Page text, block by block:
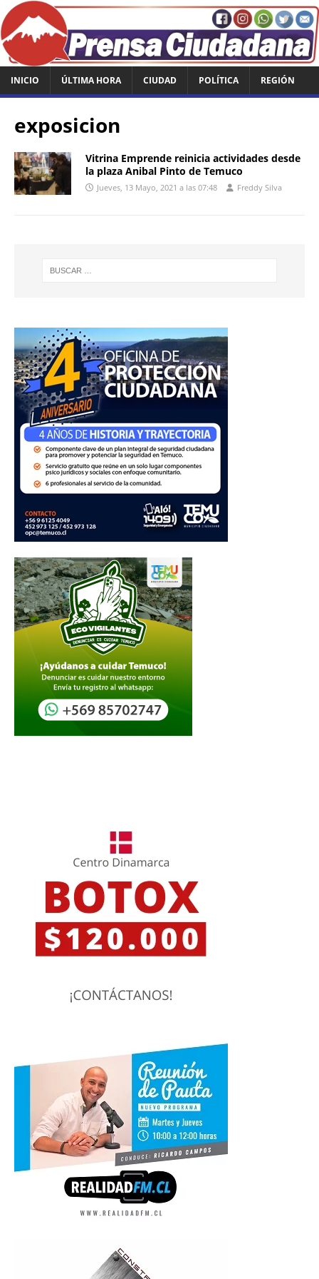
INICIO ÚLTIMA HORA CIUDAD POLÍTICA REGIÓN
exposicion
Vitrina Emprende reinicia actividades desde
la plaza Anibal Pinto de Temuco
Jueves, 13 Mayo, 2021 a las 07:48 Freddy Silva